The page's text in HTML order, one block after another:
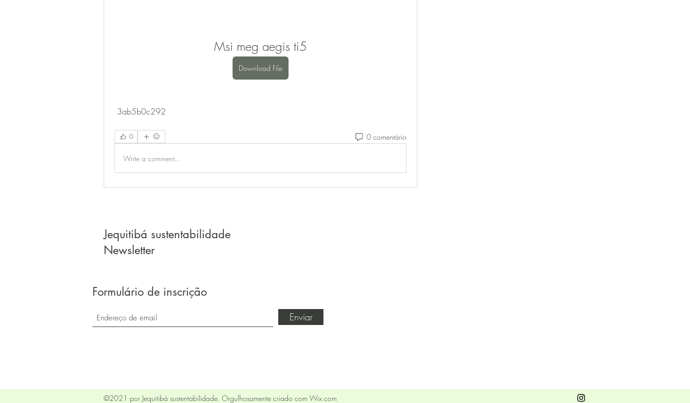
Msi meg aegis ti5
Download File
3ab5b0c292
0 0 comentário
Write a comment...
Jequitibá sustentabilidade
Newsletter
Formulário de inscrição
Enviar
©2021 por Jequitibá sustentabilidade. Orgulhosamente criado com Wix.com